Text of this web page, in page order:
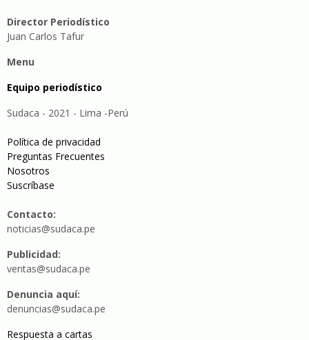
Director Periodístico
Juan Carlos Tafur
Menu
Equipo periodístico
Sudaca - 2021 - Lima -Perú
Política de privacidad
Preguntas Frecuentes
Nosotros
Suscríbase
Contacto:
noticias@sudaca.pe
Publicidad:
ventas@sudaca.pe
Denuncia aquí:
denuncias@sudaca.pe
Respuesta a cartas